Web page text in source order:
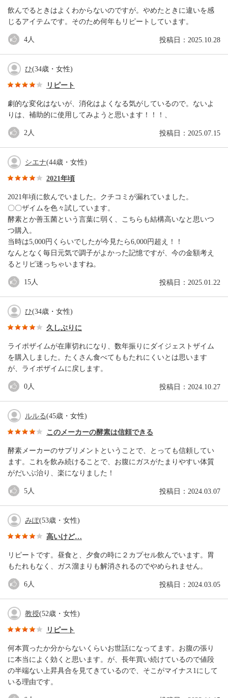
飲んでるときはよくわからないのですが。やめたときに違いを感
じるアイテムです。そのため何年もリピートしています。
投稿日：2025.10.28
4人
ひ(34歳・女性)
リピート
劇的な変化はないが、消化はよくなる気がしているので。ないよ
りは、補助的に使用してみようと思います！！！、
投稿日：2025.07.15
2人
シエナ(44歳・女性)
2021年頃
2021年頃に飲んでいました。クチコミが漏れていました。
〇〇ザイムを色々試しています。
酵素とか善玉菌という言葉に弱く、こちらも結構高いなと思いつ
つ購入。
当時は5,000円くらいでしたが今見たら6,000円超え！！
なんとなく毎日元気で調子がよかった記憶ですが、今の金額考え
るとリピ迷っちゃいますね。
投稿日：2025.01.22
15人
ひ(34歳・女性)
久しぶりに
ライポザイムが在庫切れになり、数年振りにダイジェストザイム
を購入しました。たくさん食べてももたれにくいとは思います
が、ライポザイムに戻します。
投稿日：2024.10.27
0人
ルルる(45歳・女性)
このメーカーの酵素は信頼できる
酵素メーカーのサプリメントということで、とっても信頼してい
ます。これを飲み続けることで、お腹にガスがたまりやすい体質
がだいぶ治り、楽になりました！
投稿日：2024.03.07
5人
みぽ(53歳・女性)
高いけど…
リピートです。昼食と、夕食の時に２カプセル飲んでいます。胃
もたれもなく、ガス溜まりも解消されるのでやめられません。
投稿日：2024.03.05
6人
教授(52歳・女性)
リピート
何本買ったか分からないくらいお世話になってます。お腹の張り
に本当によく効くと思います。が、長年買い続けているので値段
の半端ない上昇具合を見てきているので、そこがマイナス1にして
いる理由です。